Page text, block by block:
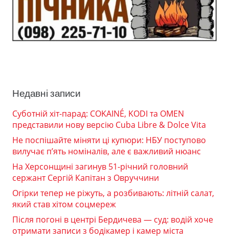
Недавні записи
Суботній хіт-парад: COKAINÉ, KODI та OMEN
представили нову версію Cuba Libre & Dolce Vita
Не поспішайте міняти ці купюри: НБУ поступово
вилучає п’ять номіналів, але є важливий нюанс
На Херсонщині загинув 51-річний головний
сержант Сергій Капітан з Овруччини
Огірки тепер не ріжуть, а розбивають: літній салат,
який став хітом соцмереж
Після погоні в центрі Бердичева — суд: водій хоче
отримати записи з бодікамер і камер міста